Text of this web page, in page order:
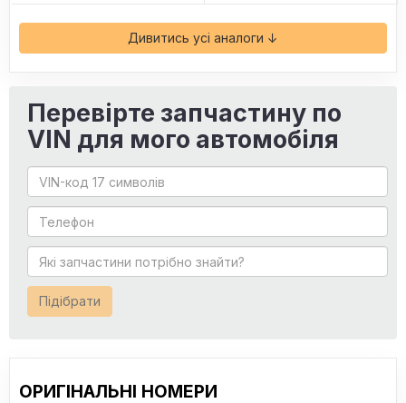
Дивитись усі аналоги ↓
Перевірте запчастину по
VIN для мого автомобіля
Підібрати
ОРИГІНАЛЬНІ НОМЕРИ